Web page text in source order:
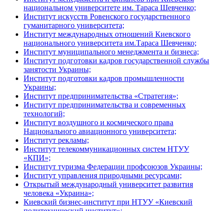
национальном университете им. Тараса Шевченко;
Институт искусств Ровенского государственного
гуманитарного университета;
Институт международных отношений Киевского
национального университета им.Тараса Шевченко;
Институт муниципального менеджмента и бизнеса;
Институт подготовки кадров государственной службы
занятости Украины;
Институт подготовки кадров промышленности
Украины;
Институт предпринимательства «Стратегия»;
Институт предпринимательства и современных
технологий;
Институт воздушного и космического права
Национального авиационного университета;
Институт рекламы;
Институт телекоммуникационных систем НТУУ
«КПИ»;
Институт туризма Федерации профсоюзов Украины;
Институт управления природными ресурсами;
Открытый международный университет развития
человека «Украина»;
Киевский бизнес-институт при НТУУ «Киевский